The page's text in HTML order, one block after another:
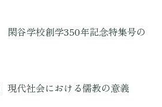
学校創学350年記念特集号の
社会における儒教の意義